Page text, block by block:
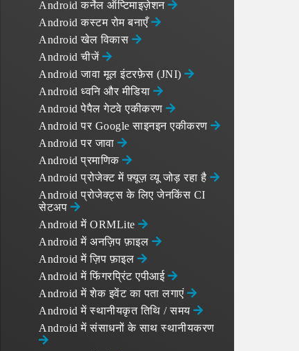
Android कर्नेल ऑप्टिमाइज़ेशन
Android कस्टम रोम बनाएँ
Android खेल विकास
Android चीजें
Android जावा मूल इंटरफ़ेस (JNI)
Android ध्वनि और मीडिया
Android पेपैल गेटवे एकीकरण
Android पर Google साइनइन एकीकरण
Android पर जावा
Android प्रमाणिक
Android प्रोजेक्ट में फ़्यूज़ व्यू जोड़ रहा है
Android प्रोजेक्ट्स के लिए जेनकिंस CI
सेटअप
Android में ORMLite
Android में अनज़िप फ़ाइल
Android में ज़िप फ़ाइल
Android में फिंगरप्रिंट एपीआई
Android में शेक इवेंट का पता लगाएं
Android में स्थानीयकृत तिथि / समय
Android में संसाधनों के साथ स्थानीयकरण